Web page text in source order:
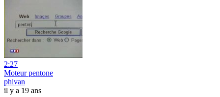
2:27
Moteur pentone
phivan
il y a 19 ans